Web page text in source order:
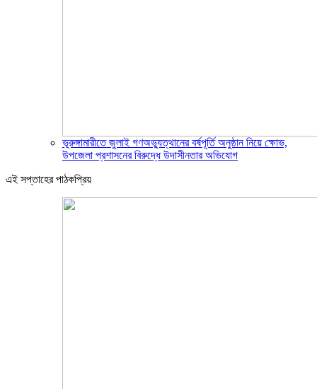
ভূরুঙ্গামারীতে জুলাই গণঅভ্যুত্থানের বর্ষপূর্তি অনুষ্ঠান নিয়ে ক্ষোভ,
উপজেলা প্রশাসনের বিরুদ্ধে উদাসীনতার অভিযোগ
এই সপ্তাহের পাঠকপ্রিয়